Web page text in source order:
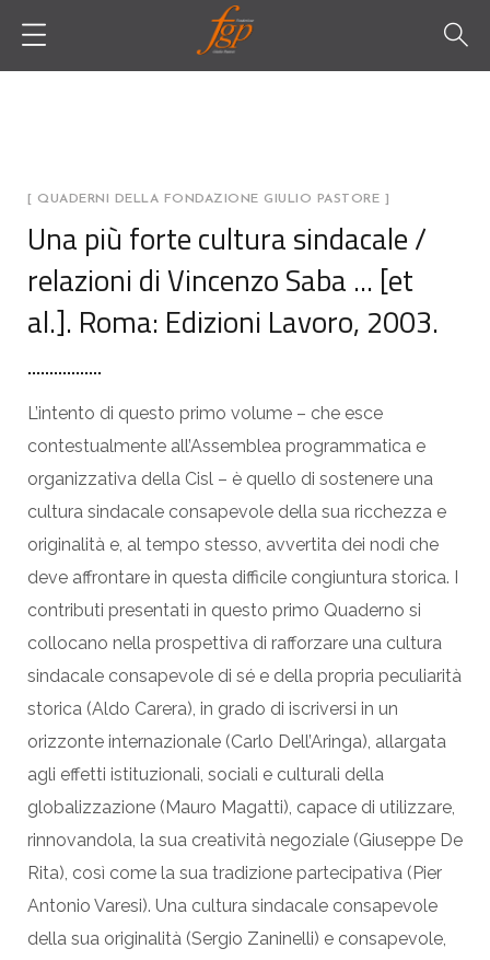
[ QUADERNI DELLA FONDAZIONE GIULIO PASTORE ]
Una più forte cultura sindacale /
relazioni di Vincenzo Saba ... [et
al.]. Roma: Edizioni Lavoro, 2003.
L’intento di questo primo volume – che esce
contestualmente all’Assemblea programmatica e
organizzativa della Cisl – è quello di sostenere una
cultura sindacale consapevole della sua ricchezza e
originalità e, al tempo stesso, avvertita dei nodi che
deve affrontare in questa difficile congiuntura storica. I
contributi presentati in questo primo Quaderno si
collocano nella prospettiva di rafforzare una cultura
sindacale consapevole di sé e della propria peculiarità
storica (Aldo Carera), in grado di iscriversi in un
orizzonte internazionale (Carlo Dell’Aringa), allargata
agli effetti istituzionali, sociali e culturali della
globalizzazione (Mauro Magatti), capace di utilizzare,
rinnovandola, la sua creatività negoziale (Giuseppe De
Rita), così come la sua tradizione partecipativa (Pier
Antonio Varesi). Una cultura sindacale consapevole
della sua originalità (Sergio Zaninelli) e consapevole,